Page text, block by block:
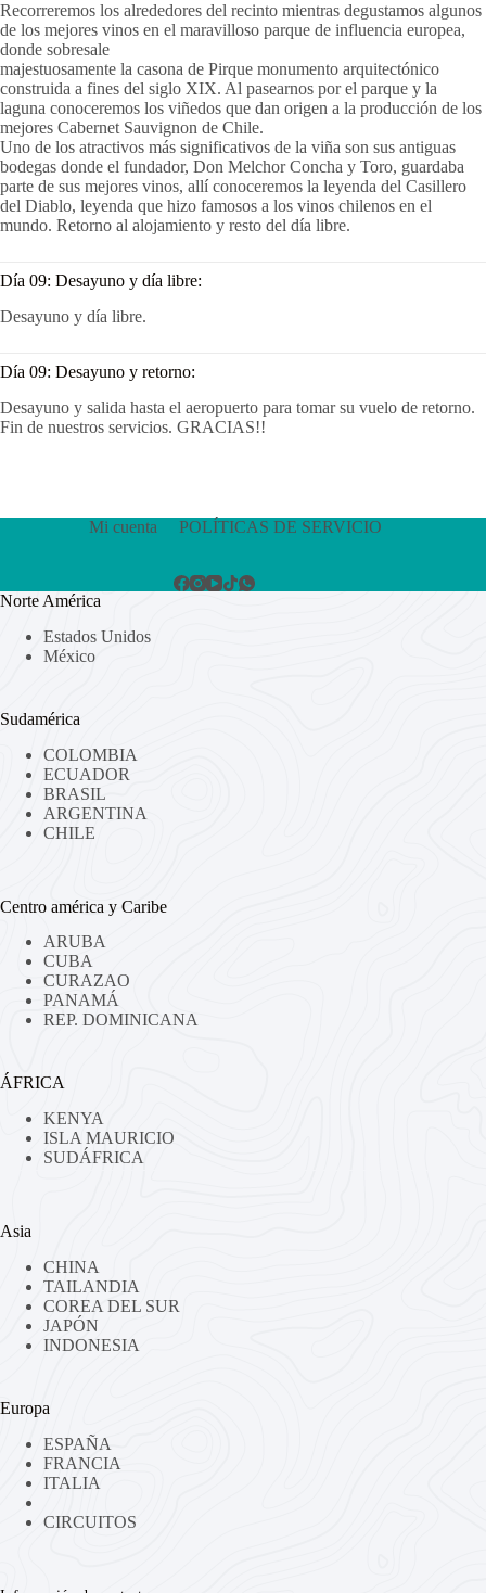
Recorreremos los alrededores del recinto mientras degustamos algunos
de los mejores vinos en el maravilloso parque de influencia europea,
donde sobresale
majestuosamente la casona de Pirque monumento arquitectónico
construida a fines del siglo XIX. Al pasearnos por el parque y la
laguna conoceremos los viñedos que dan origen a la producción de los
mejores Cabernet Sauvignon de Chile.
Uno de los atractivos más significativos de la viña son sus antiguas
bodegas donde el fundador, Don Melchor Concha y Toro, guardaba
parte de sus mejores vinos, allí conoceremos la leyenda del Casillero
del Diablo, leyenda que hizo famosos a los vinos chilenos en el
mundo. Retorno al alojamiento y resto del día libre.
Día 09: Desayuno y día libre:
Desayuno y día libre.
Día 09: Desayuno y retorno:
Desayuno y salida hasta el aeropuerto para tomar su vuelo de retorno.
Fin de nuestros servicios. GRACIAS!!
Mi cuenta POLÍTICAS DE SERVICIO
Norte América
Estados Unidos
México
Sudamérica
COLOMBIA
ECUADOR
BRASIL
ARGENTINA
CHILE
Centro américa y Caribe
ARUBA
CUBA
CURAZAO
PANAMÁ
REP. DOMINICANA
ÁFRICA
KENYA
ISLA MAURICIO
SUDÁFRICA
Asia
CHINA
TAILANDIA
COREA DEL SUR
JAPÓN
INDONESIA
Europa
ESPAÑA
FRANCIA
ITALIA
CIRCUITOS